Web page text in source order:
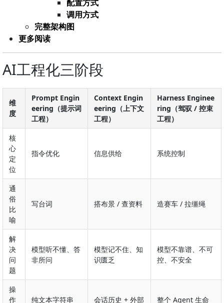
配置方式
调用方式
完整架构图
更多阅读
AI工程化三阶段
维
度
Prompt Engin
eering（提示词
工程）
Context Engin
eering（上下文
工程）
Harness Enginee
ring（驾驭 / 控束
工程）
核
心
定
位
指令优化 信息供给 系统控制
通
俗
比
喻
写台词 搭布景 / 查资料 造赛车 / 拉缰绳
解
决
问
题
模型听不懂、答
非所问
模型记不住、知
识匮乏
模型不靠谱、不可
控、不安全
操
作
纯文本字符串
会话历史 + 外部
整个 Agent 生命